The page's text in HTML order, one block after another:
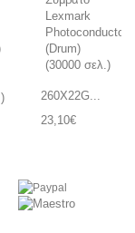
260X22G...
23,10€